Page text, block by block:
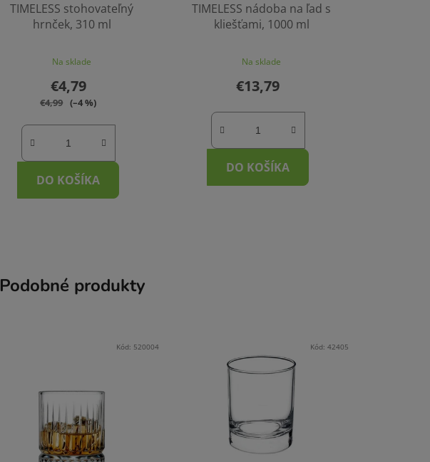
TIMELESS stohovateľný
hrnček, 310 ml
Na sklade
€4,79
€4,99 (–4 %)
DO KOŠÍKA
TIMELESS nádoba na ľad s
kliešťami, 1000 ml
Na sklade
€13,79
DO KOŠÍKA
Podobné produkty
Kód: 520004 Kód: 42405